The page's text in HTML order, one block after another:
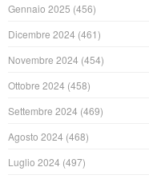
Gennaio 2025 (456)
Dicembre 2024 (461)
Novembre 2024 (454)
Ottobre 2024 (458)
Settembre 2024 (469)
Agosto 2024 (468)
Luglio 2024 (497)